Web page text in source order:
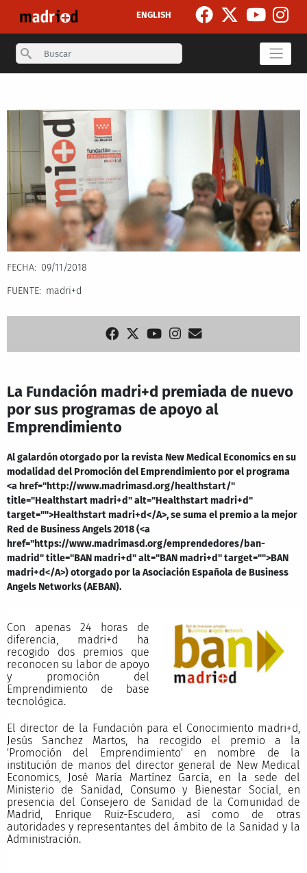
ENGLISH
Search
FECHA
09/11/2018
FUENTE
madri+d
La Fundación madri+d premiada de nuevo
por sus programas de apoyo al
Emprendimiento
Al galardón otorgado por la revista New Medical Economics en su
modalidad del Promoción del Emprendimiento por el programa
<a href="http://www.madrimasd.org/healthstart/"
title="Healthstart madri+d" alt="Healthstart madri+d"
target="">Healthstart madri+d</A>, se suma el premio a la mejor
Red de Business Angels 2018 (<a
href="https://www.madrimasd.org/emprendedores/ban-
madrid" title="BAN madri+d" alt="BAN madri+d" target="">BAN
madri+d</A>) otorgado por la Asociación Española de Business
Angels Networks (AEBAN).
Con apenas 24 horas de
diferencia, madri+d ha
recogido dos premios que
reconocen su labor de apoyo
y promoción del
Emprendimiento de base
tecnológica.
El director de la Fundación para el Conocimiento madri+d,
Jesús Sanchez Martos, ha recogido el premio a la
'Promoción del Emprendimiento' en nombre de la
institución de manos del director general de New Medical
Economics, José María Martínez García, en la sede del
Ministerio de Sanidad, Consumo y Bienestar Social, en
presencia del Consejero de Sanidad de la Comunidad de
Madrid, Enrique Ruiz-Escudero, así como de otras
autoridades y representantes del ámbito de la Sanidad y la
Administración.